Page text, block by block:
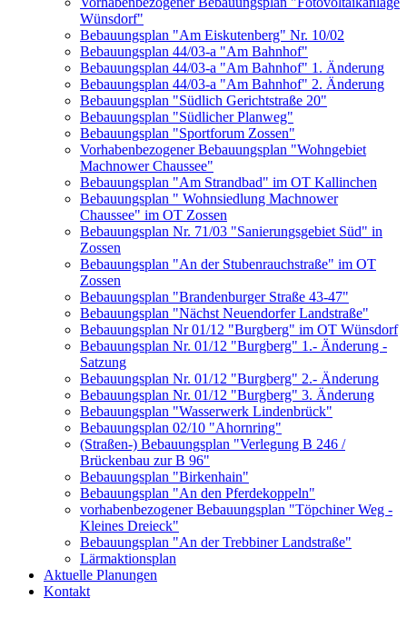
Wünsdorf"
Bebauungsplan "Am Eiskutenberg" Nr. 10/02
Bebauungsplan 44/03-a "Am Bahnhof"
Bebauungsplan 44/03-a "Am Bahnhof" 1. Änderung
Bebauungsplan 44/03-a "Am Bahnhof" 2. Änderung
Bebauungsplan "Südlich Gerichtstraße 20"
Bebauungsplan "Südlicher Planweg"
Bebauungsplan "Sportforum Zossen"
Vorhabenbezogener Bebauungsplan "Wohngebiet
Machnower Chaussee"
Bebauungsplan "Am Strandbad" im OT Kallinchen
Bebauungsplan " Wohnsiedlung Machnower
Chaussee" im OT Zossen
Bebauungsplan Nr. 71/03 "Sanierungsgebiet Süd" in
Zossen
Bebauungsplan "An der Stubenrauchstraße" im OT
Zossen
Bebauungsplan "Brandenburger Straße 43-47"
Bebauungsplan "Nächst Neuendorfer Landstraße"
Bebauungsplan Nr 01/12 "Burgberg" im OT Wünsdorf
Bebauungsplan Nr. 01/12 "Burgberg" 1.- Änderung -
Satzung
Bebauungsplan Nr. 01/12 "Burgberg" 2.- Änderung
Bebauungsplan Nr. 01/12 "Burgberg" 3. Änderung
Bebauungsplan "Wasserwerk Lindenbrück"
Bebauungsplan 02/10 "Ahornring"
(Straßen-) Bebauungsplan "Verlegung B 246 /
Brückenbau zur B 96"
Bebauungsplan "Birkenhain"
Bebauungsplan "An den Pferdekoppeln"
vorhabenbezogener Bebauungsplan "Töpchiner Weg -
Kleines Dreieck"
Bebauungsplan "An der Trebbiner Landstraße"
Lärmaktionsplan
Aktuelle Planungen
Kontakt